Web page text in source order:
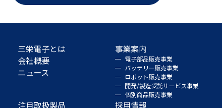
三栄電子とは
会社概要
ニュース
事業案内
電子部品販売事業
バッテリー販売事業
ロボット販売事業
開発/製造受託サービス事業
個別商品販売事業
注目取扱製品
採用情報